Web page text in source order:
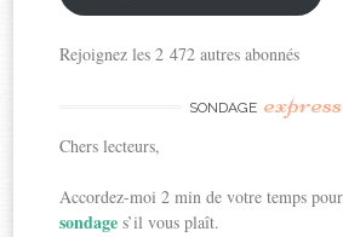
Rejoignez les 2 472 autres abonnés
SONDAGE express
Chers lecteurs,
Accordez-moi 2 min de votre temps
sondages’il vous plaît.